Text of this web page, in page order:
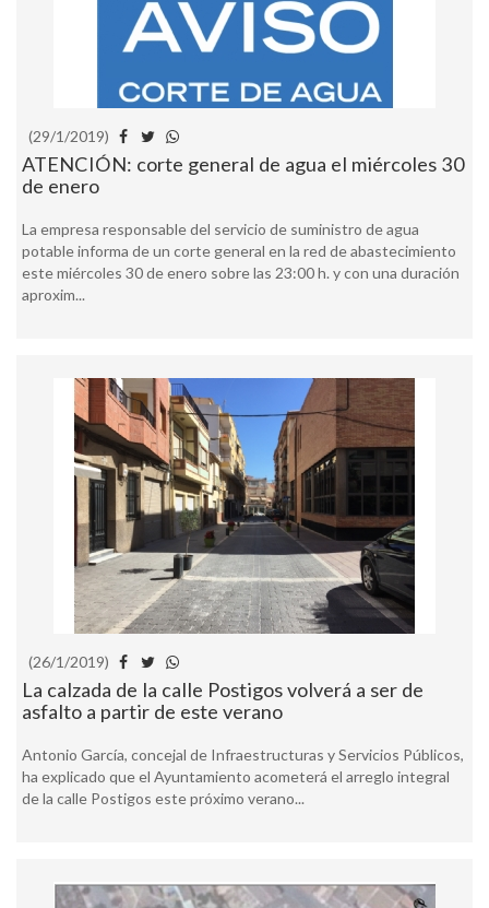
(29/1/2019)
ATENCIÓN: corte general de agua el miércoles 30
de enero
La empresa responsable del servicio de suministro de agua
potable informa de un corte general en la red de abastecimiento
este miércoles 30 de enero sobre las 23:00 h. y con una duración
aproxim...
(26/1/2019)
La calzada de la calle Postigos volverá a ser de
asfalto a partir de este verano
Antonio García, concejal de Infraestructuras y Servicios Públicos,
ha explicado que el Ayuntamiento acometerá el arreglo integral
de la calle Postigos este próximo verano...